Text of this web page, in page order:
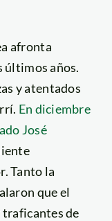
afronta
últimos años.
y atentados
En diciembre
José
Tanto la
que el
de